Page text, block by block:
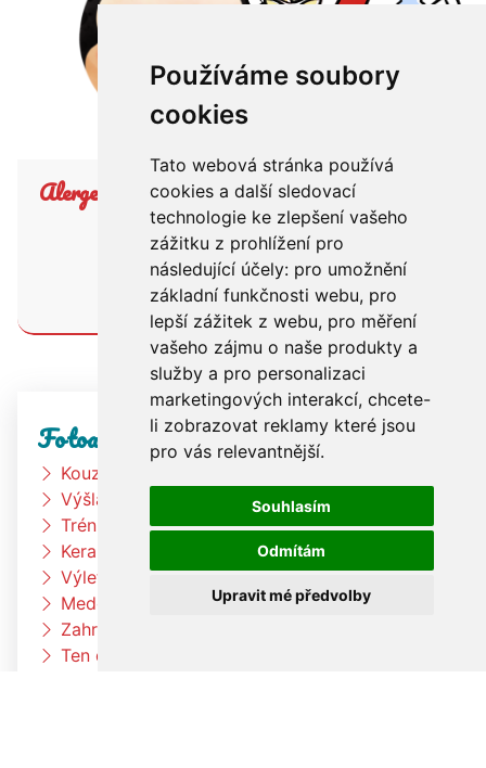
Používáme soubory
cookies
Tato webová stránka používá
cookies a další sledovací
technologie ke zlepšení vašeho
zážitku z prohlížení pro
následující účely: pro umožnění
základní funkčnosti webu, pro
lepší zážitek z webu, pro měření
vašeho zájmu o naše produkty a
služby a pro personalizaci
marketingových interakcí, chcete-
li zobrazovat reklamy které jsou
pro vás relevantnější.
Souhlasím
Odmítám
Upravit mé předvolby
Alergeny
PŘEČÍST
Fotoalbum
Kouzelník
Výšlap k rybníku
Trénink na zahradě
Keramická dílna
Výlet Bongo
Medové snídaně
Zahradní slavnost
Ten dělá to a ten zas tohle